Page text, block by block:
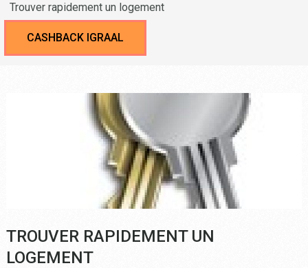
Trouver rapidement un logement
CASHBACK IGRAAL
TROUVER RAPIDEMENT UN
LOGEMENT